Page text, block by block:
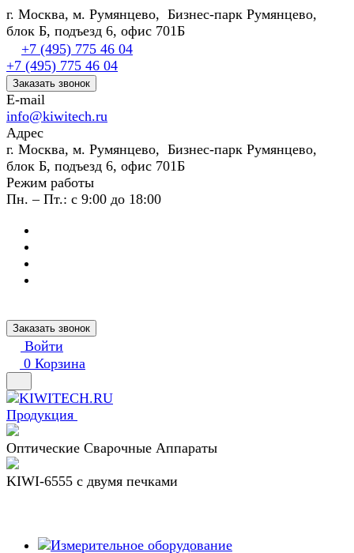
г. Москва, м. Румянцево, Бизнес-парк Румянцево,
блок Б, подъезд 6, офис 701Б
+7 (495) 775 46 04
+7 (495) 775 46 04
Заказать звонок
E-mail
info@kiwitech.ru
Адрес
г. Москва, м. Румянцево, Бизнес-парк Румянцево,
блок Б, подъезд 6, офис 701Б
Режим работы
Пн. – Пт.: с 9:00 до 18:00
Заказать звонок
Войти
0 Корзина
Продукция
Оптические Сварочные Аппараты
KIWI-6555 c двумя печками